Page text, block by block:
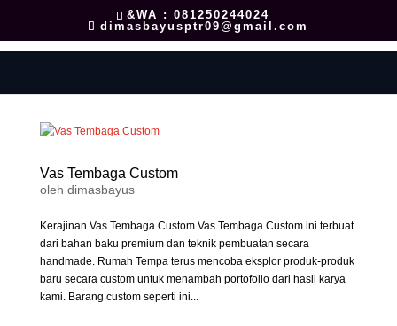
&WA : 081250244024
dimasbayusptr09@gmail.com
Vas Tembaga Custom
oleh dimasbayus
Kerajinan Vas Tembaga Custom Vas Tembaga Custom ini terbuat
dari bahan baku premium dan teknik pembuatan secara
handmade. Rumah Tempa terus mencoba eksplor produk-produk
baru secara custom untuk menambah portofolio dari hasil karya
kami. Barang custom seperti ini...